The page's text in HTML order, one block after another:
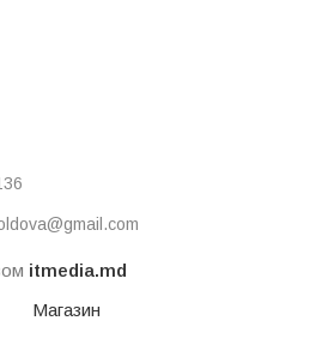
itmedia.md
Магазин